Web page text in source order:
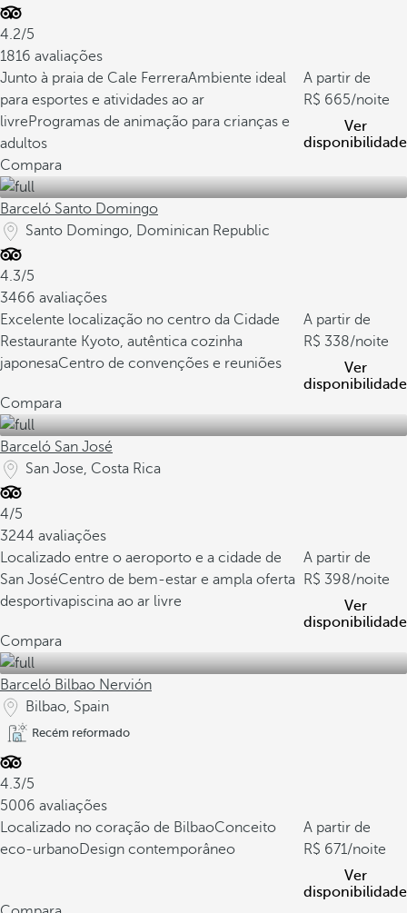
4.2/5
1816 avaliações
Junto à praia de Cale FerreraAmbiente ideal
para esportes e atividades ao ar
livreProgramas de animação para crianças e
adultos
A partir de
665/noite
Ver
disponibilidade
Compara
Barceló Santo Domingo
Santo Domingo, Dominican Republic
4.3/5
3466 avaliações
Excelente localização no centro da Cidade
Restaurante Kyoto, autêntica cozinha
japonesaCentro de convenções e reuniões
A partir de
338/noite
Ver
disponibilidade
Compara
Barceló San José
San Jose, Costa Rica
4/5
3244 avaliações
Localizado entre o aeroporto e a cidade de
San JoséCentro de bem-estar e ampla oferta
desportivapiscina ao ar livre
A partir de
398/noite
Ver
disponibilidade
Compara
Barceló Bilbao Nervión
Bilbao, Spain
Recém reformado
4.3/5
5006 avaliações
Localizado no coração de BilbaoConceito
eco-urbanoDesign contemporâneo
A partir de
671/noite
Ver
disponibilidade